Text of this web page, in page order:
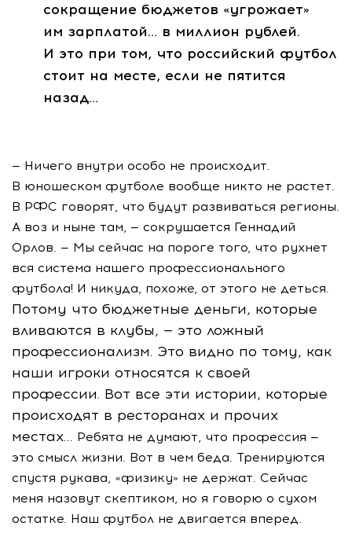
сокращение бюджетов «угрожает»
им зарплатой… в миллион рублей.
И это при том, что российский футбол
стоит на месте, если не пятится
назад…
— Ничего внутри особо не происходит.
В юношеском футболе вообще никто не растет.
В РФС говорят, что будут развиваться регионы.
А воз и ныне там, — сокрушается Геннадий
Орлов. — Мы сейчас на пороге того, что рухнет
вся система нашего профессионального
футбола! И никуда, похоже, от этого не деться.
Потому что бюджетные деньги, которые
вливаются в клубы, — это ложный
профессионализм. Это видно по тому, как
наши игроки относятся к своей
профессии. Вот все эти истории, которые
происходят в ресторанах и прочих
местах… Ребята не думают, что профессия —
это смысл жизни. Вот в чем беда. Тренируются
спустя рукава, «физику» не держат. Сейчас
меня назовут скептиком, но я говорю о сухом
остатке. Наш футбол не двигается вперед.